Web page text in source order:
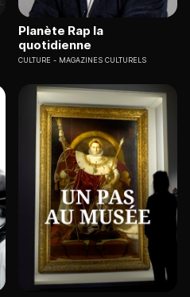
Planète Rap la
quotidienne
CULTURE MAGAZINES CULTURELS